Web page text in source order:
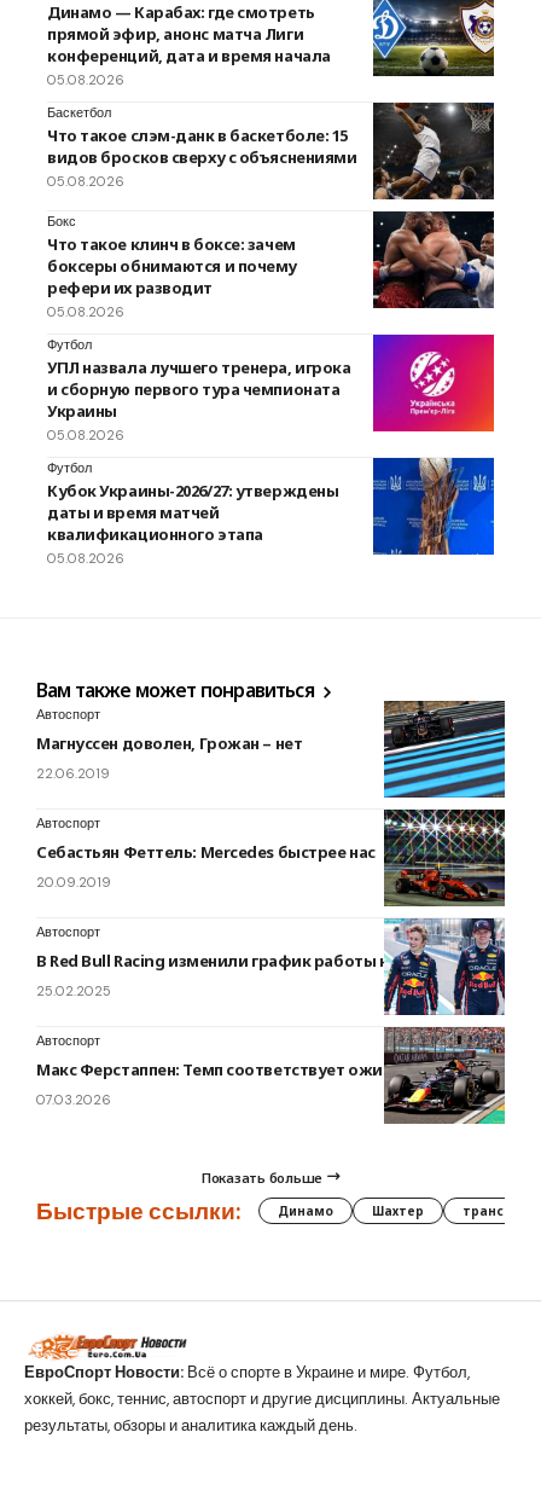
Динамо — Карабах: где смотреть
прямой эфир, анонс матча Лиги
конференций, дата и время начала
05.08.2026
Баскетбол
Что такое слэм-данк в баскетболе: 15
видов бросков сверху с объяснениями
05.08.2026
Бокс
Что такое клинч в боксе: зачем
боксеры обнимаются и почему
рефери их разводит
05.08.2026
Футбол
УПЛ назвала лучшего тренера, игрока
и сборную первого тура чемпионата
Украины
05.08.2026
Футбол
Кубок Украины-2026/27: утверждены
даты и время матчей
квалификационного этапа
05.08.2026
Вам также может понравиться
Автоспорт
Магнуссен доволен, Грожан – нет
22.06.2019
Автоспорт
Себастьян Феттель: Mercedes быстрее нас
20.09.2019
Автоспорт
В Red Bull Racing изменили график работы на тестах
25.02.2025
Автоспорт
Макс Ферстаппен: Темп соответствует ожиданиям
07.03.2026
Показать больше
Быстрые ссылки: Динамо Шахтер трансферы
ЕвроСпорт Новости: Всё о спорте в Украине и мире. Футбол,
хоккей, бокс, теннис, автоспорт и другие дисциплины. Актуальные
результаты, обзоры и аналитика каждый день.